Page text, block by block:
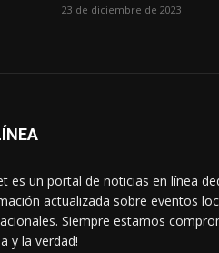
23 de diciembre de 2023
es un portal de noticias en línea
actualizada sobre eventos
Siempre estamos
y la verdad!